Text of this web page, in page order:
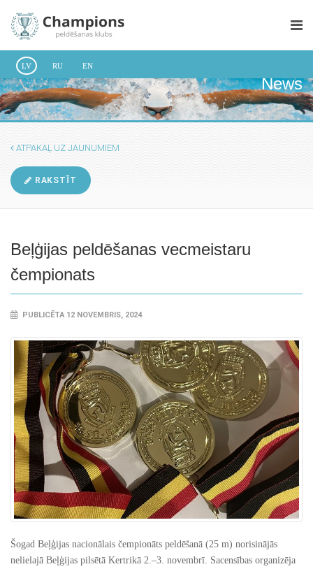
LV RU EN
News
ATPAKAĻ UZ JAUNUMIEM
RAKSTĪT
Beļģijas peldēšanas vecmeistaru
čempionats
PUBLICĒTA 12 NOVEMBRIS, 2024
Šogad Beļģijas nacionālais čempionāts peldēšanā (25 m) norisinājās
nelielajā Beļģijas pilsētā Kertrikā 2.–3. novembrī. Sacensības organizēja